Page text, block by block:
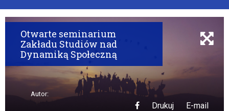
Otwarte seminarium
Zakładu Studiów nad
Dynamiką Społeczną
Drukuj E-mail
Autor: